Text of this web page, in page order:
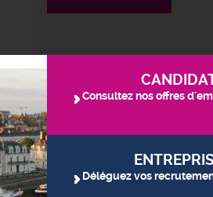
Consultez nos offres
Déléguez vos